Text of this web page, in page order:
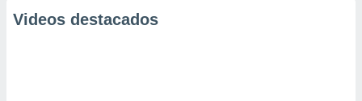
Videos destacados